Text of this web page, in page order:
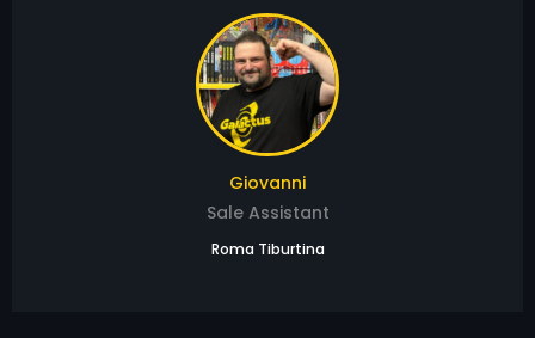
Giovanni
Sale Assistant
Roma Tiburtina